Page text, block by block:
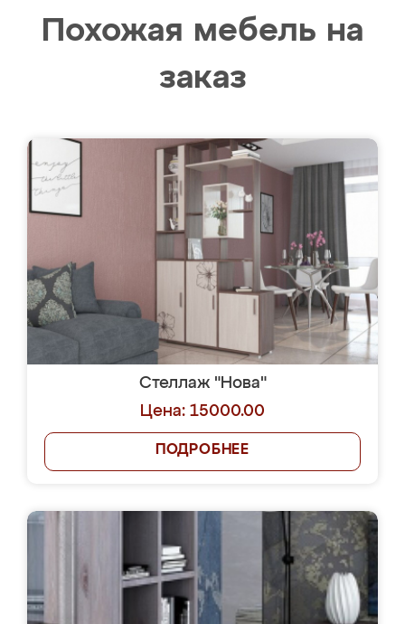
Похожая мебель на
заказ
Стеллаж "Нова"
Цена: 15000.00
ПОДРОБНЕЕ